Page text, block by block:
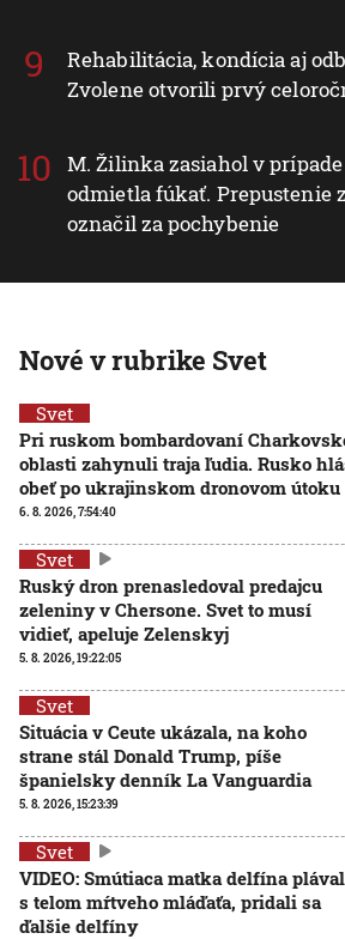
Rehabilitácia, kondícia aj
Zvolene otvorili prvý
M. Žilinka zasiahol v
odmietla fúkať. Prepustenie
označil za pochybenie
Nové v rubrike Svet
Svet
Pri ruskom bombardovaní
oblasti zahynuli traja ľudia. Rusko
obeť po ukrajinskom dronovom útoku
6. 8. 2026, 7:54:40
Svet
Ruský dron prenasledoval predajcu
zeleniny v Chersone. Svet to musí
vidieť, apeluje Zelenskyj
5. 8. 2026, 19:22:05
Svet
Situácia v Ceute ukázala, na koho
strane stál Donald Trump, píše
španielsky denník La Vanguardia
5. 8. 2026, 15:23:39
Svet
VIDEO: Smútiaca matka delfína
s telom mŕtveho mláďaťa, pridali sa
ďalšie delfíny